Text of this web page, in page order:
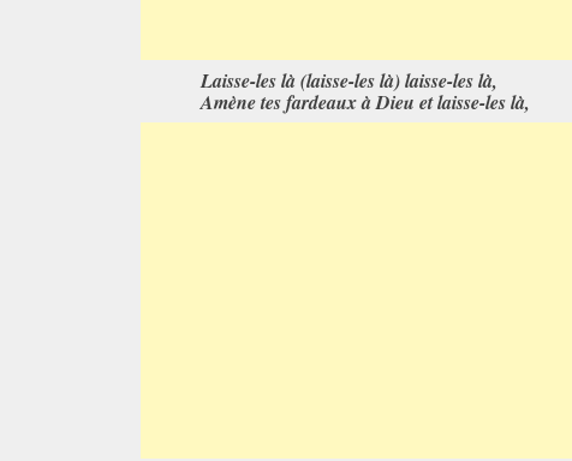
Laisse-les là (laisse-les là) laisse-les là,
Amène tes fardeaux à Dieu et laisse-les là,